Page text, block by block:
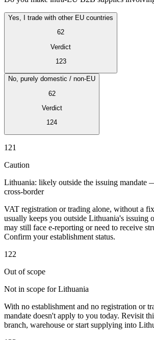
Golfregion
Werkzeuge
VAT-RechnerGST-RechnerVerkaufssteuer-
Tracker für E-Rechnungs-
Yes, I trade with other EU countries
62
Verdict
123
No, purely domestic / non-EU
62
Verdict
124
121
Caution
Lithuania: likely outside the issuing mandate
cross-border
VAT registration or trading alone, without a
usually keeps you outside Lithuania's
may still face e-reporting or need to receive
Confirm your establishment status.
122
Out of scope
Not in scope for Lithuania
With no establishment and no registration or
mandate doesn't apply to you today. Revisit
branch, warehouse or start supplying into